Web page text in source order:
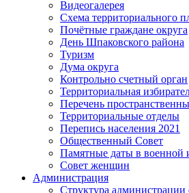
Видеогалерея
Схема территориального
Почётные граждане округа
День Шпаковского района
Туризм
Дума округа
Контрольно счетный орган
Территориальная
Перечень
Территориальные отделы
Перепись населения 2021
Общественный Совет
Памятные даты в военной
Совет женщин
Администрация
Структура администрации